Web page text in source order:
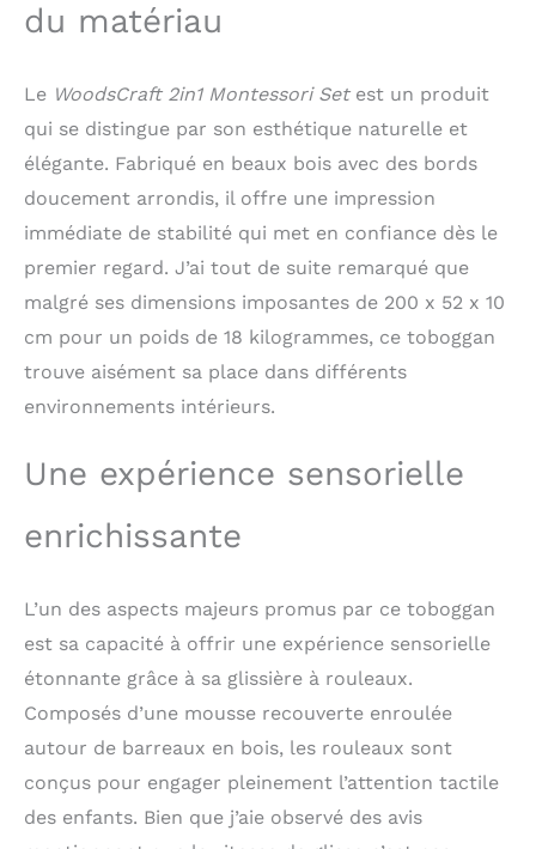
dans un seul set de jeu
Montessori! 𝐓𝐨𝐛𝐨𝐠𝐠𝐚𝐧 𝐚
𝐝𝐞𝐯𝐞𝐥𝐨𝐩𝐩𝐞𝐦𝐞𝐧𝐭 𝐬𝐞𝐧𝐬𝐨𝐫𝐢𝐞𝐥: le
toboggan à rouleaux
offre une expérience
sensorielle inoubliable,
stimule la forme
physique, l'équilibre et
des enfants et favorise
le développement des
interactifs. 𝐅𝐚𝐛𝐫𝐢𝐪𝐮𝐞 𝐚 𝐥𝐚
Pologne, où des
artisans expérimentés
utilisent des fraiseuses
techniques de travail
manuel pour créer un
produit d'une qualité et
exceptionnelles. Chaque
du matériau
Le WoodsCraft 2in1 Montessori Setest un produit
qui se distingue par son esthétique naturelle et
élégante. Fabriqué en beaux bois avec des bords
doucement arrondis, il offre une impression
immédiate de stabilité qui met en confiance dès le
premier regard. J’ai tout de suite remarqué que
malgré ses dimensions imposantes de 200 x 52 x 10
cm pour un poids de 18 kilogrammes, ce toboggan
trouve aisément sa place dans différents
environnements intérieurs.
Une expérience sensorielle
enrichissante
L’un des aspects majeurs promus par ce toboggan
est sa capacité à offrir une expérience sensorielle
étonnante grâce à sa glissière à rouleaux.
Composés d’une mousse recouverte enroulée
autour de barreaux en bois, les rouleaux sont
conçus pour engager pleinement l’attention tactile
des enfants. Bien que j’aie observé des avis